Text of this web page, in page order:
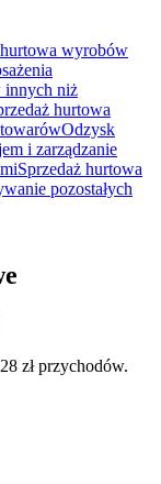
hurtowa wyrobów
innych niż
hurtowa
Odzysk
i zarządzanie
Sprzedaż hurtowa
pozostałych
zł przychodów.